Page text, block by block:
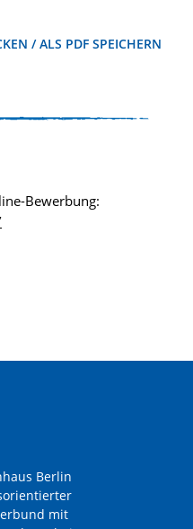
/ ALS PDF SPEICHERN
Bewerbung:
Berlin
mit